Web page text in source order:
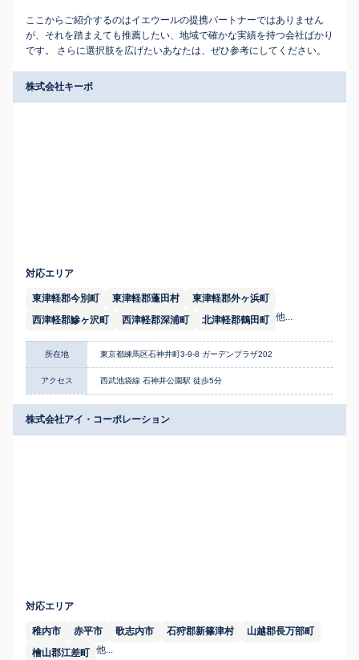
ここからご紹介するのはイエウールの提携パートナーではありません
が、それを踏まえても推薦したい、地域で確かな実績を持つ会社ばかり
です。 さらに選択肢を広げたいあなたは、ぜひ参考にしてください。
株式会社キーボ
対応エリア
東津軽郡今別町 東津軽郡蓬田村
東津軽郡外ヶ浜町
西津軽郡鰺ヶ沢町
西津軽郡深浦町 北津軽郡鶴田町 他...
所在地 東京都練馬区石神井町3-9-8 ガーデンプラザ202
アクセス 西武池袋線 石神井公園駅 徒歩5分
株式会社アイ・コーポレーション
対応エリア
稚内市 赤平市 歌志内市 石狩郡新篠津村
山越郡長万部町
檜山郡江差町 他...